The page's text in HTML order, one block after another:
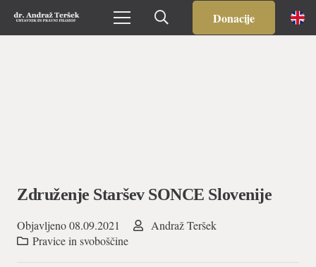
Donacije
Združenje Staršev SONCE Slovenije
Objavljeno08.09.2021
Andraž Teršek
Pravice in svoboščine